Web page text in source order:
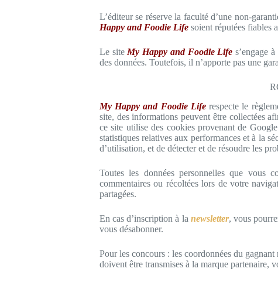
L’éditeur se réserve la faculté d’une non-
Happy and Foodie Lifesoient réputées fiables
Le site My Happy and Foodie Life s’engage
des données. Toutefois, il n’apporte pas une
My Happy and Foodie Liferespecte le
site, des informations peuvent être collectées
ce site utilise des cookies provenant de
statistiques relatives aux performances et à la
d’utilisation, et de détecter et de résoudre les
Toutes les données personnelles que vous
commentaires ou récoltées lors de votre
partagées.
En cas d’inscription à la newsletter, vous
vous désabonner.
Pour les concours : les coordonnées du gagnant
doivent être transmises à la marque partenaire,